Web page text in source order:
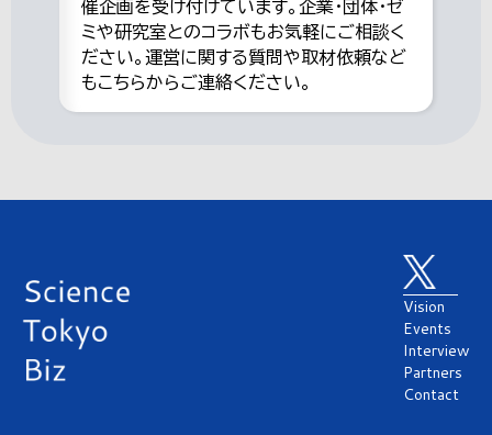
催企画を受け付けています。企業・団体・ゼ
ミや研究室とのコラボもお気軽にご相談く
ださい。運営に関する質問や取材依頼など
もこちらからご連絡ください。
Vision
Events
Interview
Partners
Contact